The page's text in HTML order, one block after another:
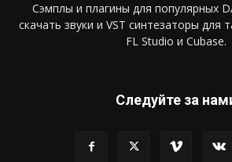
Сэмплы и плагины для популярных
скачать звуки и VST синтезаторы для
FL Studio и Cubase.
Следуйте за